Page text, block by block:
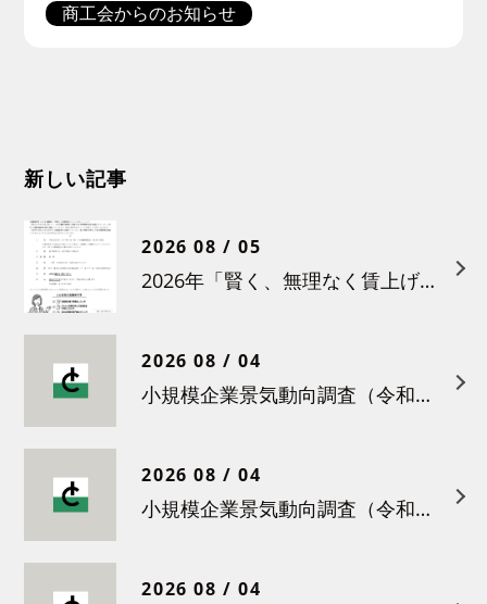
商工会からのお知らせ
新しい記事
2026 08 / 05
2026年「賢く、無理なく賃上げを！小さな職場のための労務管理セミナー」の開催について
2026 08 / 04
小規模企業景気動向調査（令和８年６月）結果について
2026 08 / 04
小規模企業景気動向調査（令和８年５月）結果について
2026 08 / 04